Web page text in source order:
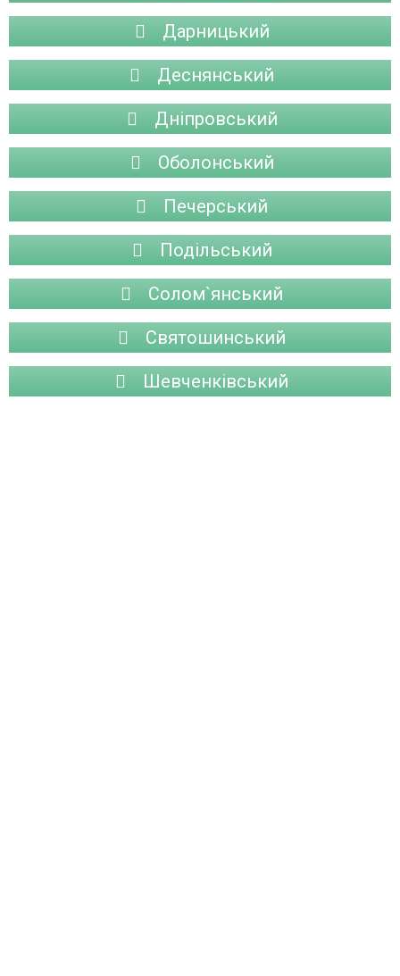
Дарницький
Деснянський
Дніпровський
Оболонський
Печерський
Подільський
Солом`янський
Святошинський
Шевченківський